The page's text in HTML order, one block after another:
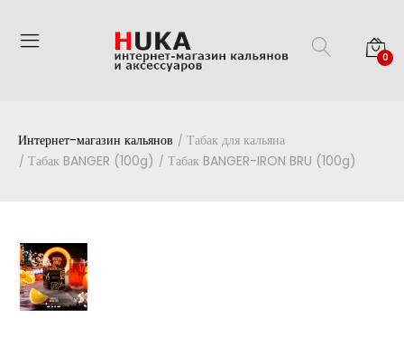
0
Интернет-магазин кальянов
Табак для кальяна
Табак BANGER (100g)
Табак BANGER-IRON BRU (100g)